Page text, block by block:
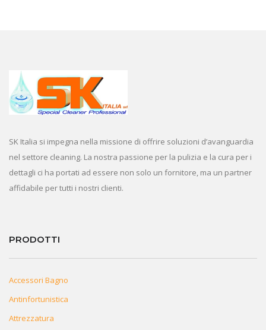
SK Italia si impegna nella missione di offrire soluzioni d’avanguardia
nel settore cleaning. La nostra passione per la pulizia e la cura per i
dettagli ci ha portati ad essere non solo un fornitore, ma un partner
affidabile per tutti i nostri clienti.
PRODOTTI
Accessori Bagno
Antinfortunistica
Attrezzatura